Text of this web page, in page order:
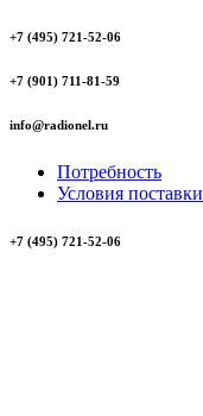
+7 (495) 721-52-06
+7 (901) 711-81-59
info@radionel.ru
Потребность
Условия поставки
+7 (495) 721-52-06